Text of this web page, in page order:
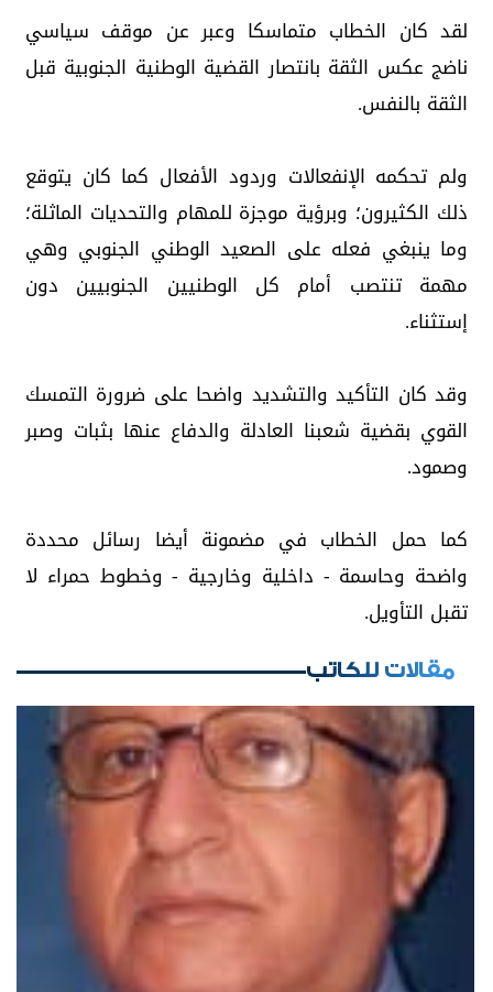
لقد كان الخطاب متماسكا وعبر عن موقف سياسي
ناضج عكس الثقة بانتصار القضية الوطنية الجنوبية قبل
الثقة بالنفس.
ولم تحكمه الإنفعالات وردود الأفعال كما كان يتوقع
ذلك الكثيرون؛ وبرؤية موجزة للمهام والتحديات الماثلة؛
وما ينبغي فعله على الصعيد الوطني الجنوبي وهي
مهمة تنتصب أمام كل الوطنيين الجنوبيين دون
إستثناء.
وقد كان التأكيد والتشديد واضحا على ضرورة التمسك
القوي بقضية شعبنا العادلة والدفاع عنها بثبات وصبر
وصمود.
كما حمل الخطاب في مضمونة أيضا رسائل محددة
واضحة وحاسمة - داخلية وخارجية - وخطوط حمراء لا
تقبل التأويل.
مقالات للكاتب